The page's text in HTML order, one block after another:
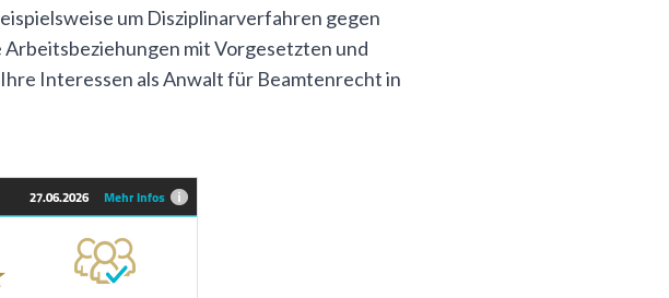
um Disziplinarverfahren gegen
mit Vorgesetzten und
Interessen als Anwalt für Beamtenrecht in